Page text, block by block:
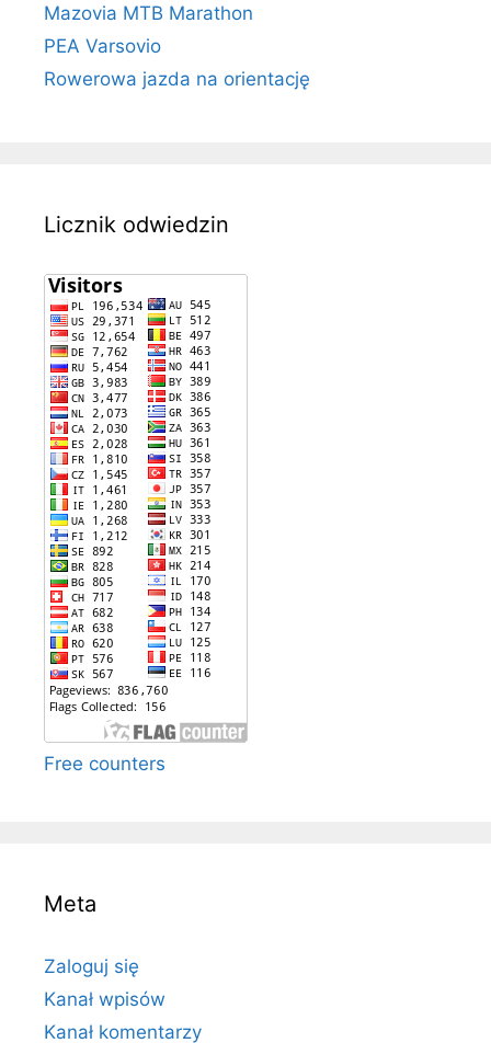
Mazovia MTB Marathon
PEA Varsovio
Rowerowa jazda na orientację
Licznik odwiedzin
Free counters
Meta
Zaloguj się
Kanał wpisów
Kanał komentarzy